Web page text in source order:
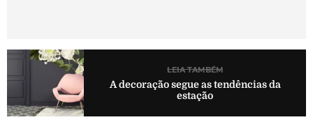
LEIA TAMBÉM
A decoração segue as tendências da
estação